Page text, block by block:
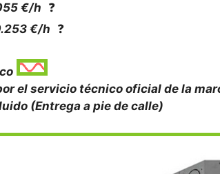
€/h ❓
€/h ❓
el servicio técnico oficial de la
(Entrega a pie de calle)